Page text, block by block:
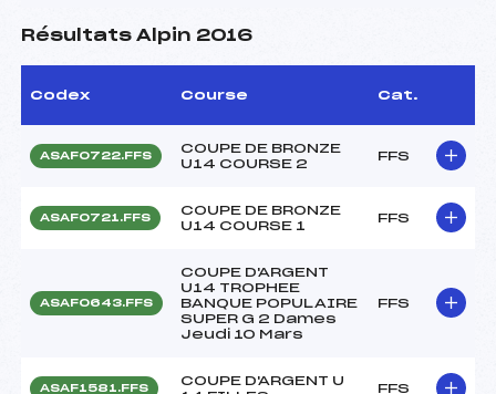
Résultats Alpin 2016
Codex Course Cat.
ASAF0722.FFS
COUPE DE BRONZE
U14 COURSE 2
FFS
ASAF0721.FFS
COUPE DE BRONZE
U14 COURSE 1
FFS
ASAF0643.FFS
COUPE D'ARGENT
U14 TROPHEE
BANQUE POPULAIRE
SUPER G 2 Dames
Jeudi 10 Mars
FFS
ASAF1581.FFS
COUPE D'ARGENT U
FFS